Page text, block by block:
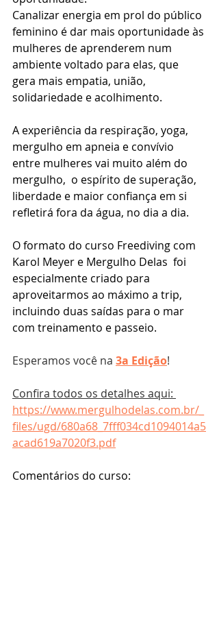
Canalizar energia em prol do público
feminino é dar mais oportunidade às
mulheres de aprenderem num
ambiente voltado para elas, que
gera mais empatia, união,
solidariedade e acolhimento.
A experiência da respiração, yoga,
mergulho em apneia e convívio
entre mulheres vai muito além do
mergulho,  o espírito de superação,
liberdade e maior confiança em si
refletirá fora da água, no dia a dia.
O formato do curso Freediving com
Karol Meyer e Mergulho Delas  foi
especialmente criado para
aproveitarmos ao máximo a trip,
incluindo duas saídas para o mar
com treinamento e passeio.
Esperamos você na 3a Edição!
Confira todos os detalhes aqui:
https://www.mergulhodelas.com.br/_
files/ugd/680a68_7fff034cd1094014a5
acad619a7020f3.pdf
Comentários do curso: